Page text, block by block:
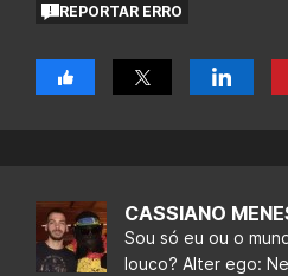
REPORTAR ERRO
CASSIANO
Sou só eu ou o
louco? Alter ego: